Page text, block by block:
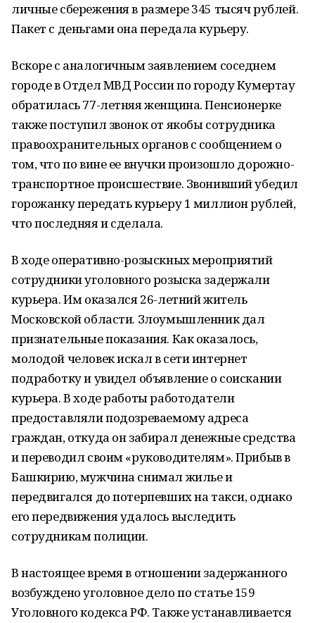
личные сбережения в размере 345 тысяч рублей.
Пакет с деньгами она передала курьеру.
Вскоре с аналогичным заявлением соседнем
городе в Отдел МВД России по городу Кумертау
обратилась 77-летняя женщина. Пенсионерке
также поступил звонок от якобы сотрудника
правоохранительных органов с сообщением о
том, что по вине ее внучки произошло дорожно-
транспортное происшествие. Звонивший убедил
горожанку передать курьеру 1 миллион рублей,
что последняя и сделала.
В ходе оперативно-розыскных мероприятий
сотрудники уголовного розыска задержали
курьера. Им оказался 26-летний житель
Московской области. Злоумышленник дал
признательные показания. Как оказалось,
молодой человек искал в сети интернет
подработку и увидел объявление о соискании
курьера. В ходе работы работодатели
предоставляли подозреваемому адреса
граждан, откуда он забирал денежные средства
и переводил своим «руководителям». Прибыв в
Башкирию, мужчина снимал жилье и
передвигался до потерпевших на такси, однако
его передвижения удалось выследить
сотрудникам полиции.
В настоящее время в отношении задержанного
возбуждено уголовное дело по статье 159
Уголовного кодекса РФ. Также устанавливается